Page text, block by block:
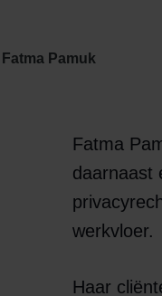
Fatma Pamuk
Fatma
daarnaast
werkvloer.
Haar